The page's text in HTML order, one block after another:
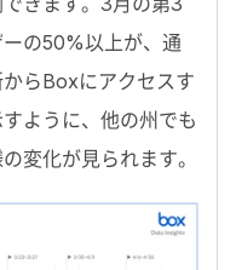
の50%以上が、通
らBoxにアクセスす
ように、他の州でも
変化が見られます。